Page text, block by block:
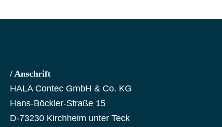
/ Anschrift
HALA Contec GmbH & Co. KG
Hans-Böckler-Straße 15
D-73230 Kirchheim unter Teck